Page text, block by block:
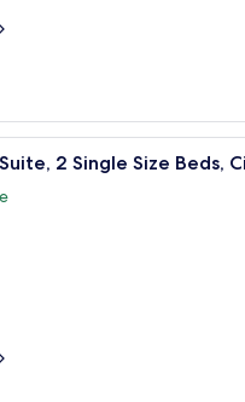
Une
2 Single Size Beds,